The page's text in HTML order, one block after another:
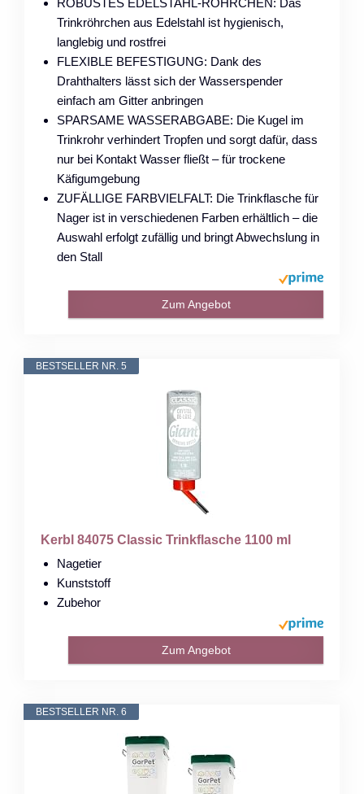
Trinkröhrchen aus Edelstahl ist hygienisch,
langlebig und rostfrei
FLEXIBLE BEFESTIGUNG: Dank des
Drahthalters lässt sich der Wasserspender
einfach am Gitter anbringen
SPARSAME WASSERABGABE: Die Kugel im
Trinkrohr verhindert Tropfen und sorgt dafür, dass
nur bei Kontakt Wasser fließt – für trockene
Käfigumgebung
ZUFÄLLIGE FARBVIELFALT: Die Trinkflasche für
Nager ist in verschiedenen Farben erhältlich – die
Auswahl erfolgt zufällig und bringt Abwechslung in
den Stall
Zum Angebot
BESTSELLER NR. 5
Kerbl 84075 Classic Trinkflasche 1100 ml
Nagetier
Kunststoff
Zubehor
Zum Angebot
BESTSELLER NR. 6